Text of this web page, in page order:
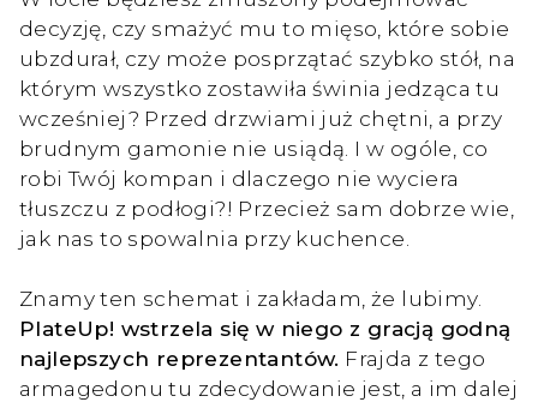
decyzję, czy smażyć mu to mięso, które sobie
ubzdurał, czy może posprzątać szybko stół, na
którym wszystko zostawiła świnia jedząca tu
wcześniej? Przed drzwiami już chętni, a przy
brudnym gamonie nie usiądą. I w ogóle, co
robi Twój kompan i dlaczego nie wyciera
tłuszczu z podłogi?! Przecież sam dobrze wie,
jak nas to spowalnia przy kuchence.
Znamy ten schemat i zakładam, że lubimy.
PlateUp! wstrzela się w niego z gracją godną
najlepszych reprezentantów. Frajda z tego
armagedonu tu zdecydowanie jest, a im dalej